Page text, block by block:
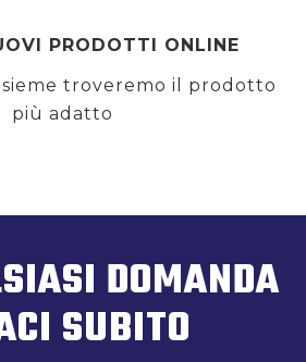
PRODOTTI ONLINE
troveremo il prodotto
più adatto
DOMANDA
SUBITO